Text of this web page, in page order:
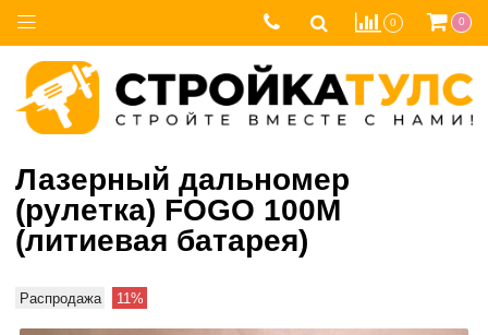
0 0
Лазерный дальномер
(рулетка) FOGO 100M
(литиевая батарея)
Распродажа 11%